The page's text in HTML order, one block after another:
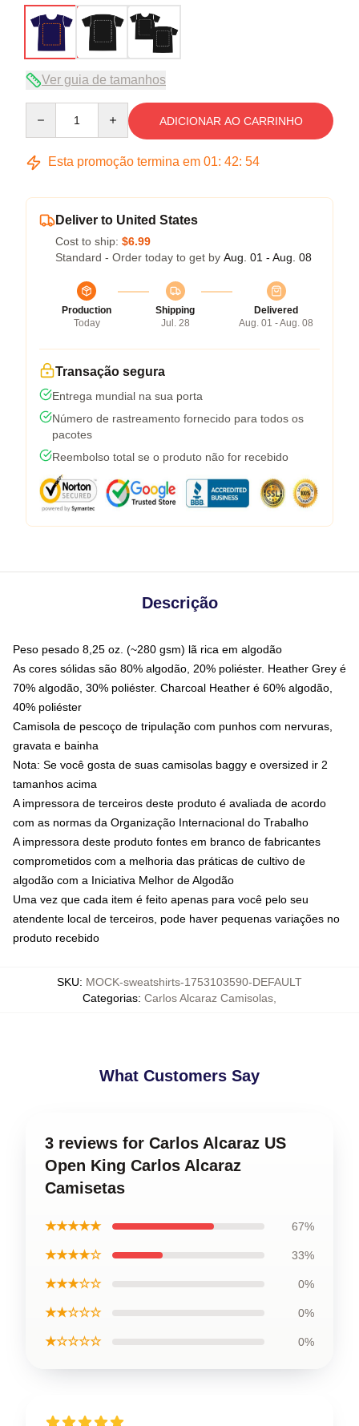
Ver guia de tamanhos
ADICIONAR AO CARRINHO
Esta promoção termina em 01: 42: 54
Deliver to United States
Cost to ship: $6.99
Standard - Order today to get by Aug. 01 - Aug. 08
Production
Today
Shipping
Jul. 28
Delivered
Aug. 01 - Aug. 08
Transação segura
Entrega mundial na sua porta
Número de rastreamento fornecido para todos os
pacotes
Reembolso total se o produto não for recebido
Descrição
Peso pesado 8,25 oz. (~280 gsm) lã rica em algodão
As cores sólidas são 80% algodão, 20% poliéster. Heather Grey é
70% algodão, 30% poliéster. Charcoal Heather é 60% algodão,
40% poliéster
Camisola de pescoço de tripulação com punhos com nervuras,
gravata e bainha
Nota: Se você gosta de suas camisolas baggy e oversized ir 2
tamanhos acima
A impressora de terceiros deste produto é avaliada de acordo
com as normas da Organização Internacional do Trabalho
A impressora deste produto fontes em branco de fabricantes
comprometidos com a melhoria das práticas de cultivo de
algodão com a Iniciativa Melhor de Algodão
Uma vez que cada item é feito apenas para você pelo seu
atendente local de terceiros, pode haver pequenas variações no
produto recebido
SKU: MOCK-sweatshirts-1753103590-DEFAULT
Categorias: Carlos Alcaraz Camisolas
What Customers Say
3 reviews for Carlos Alcaraz US
Open King Carlos Alcaraz
Camisetas
★★★★★ 67%
★★★★☆ 33%
★★★☆☆ 0%
★★☆☆☆ 0%
★☆☆☆☆ 0%